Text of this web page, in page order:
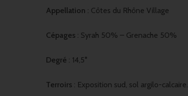
Appellation : Côtes du Rhône Village
Cépages : Syrah 50% – Grenache 50%
Degré : 14,5°
Terroirs : Exposition sud, sol argilo-calcaire.